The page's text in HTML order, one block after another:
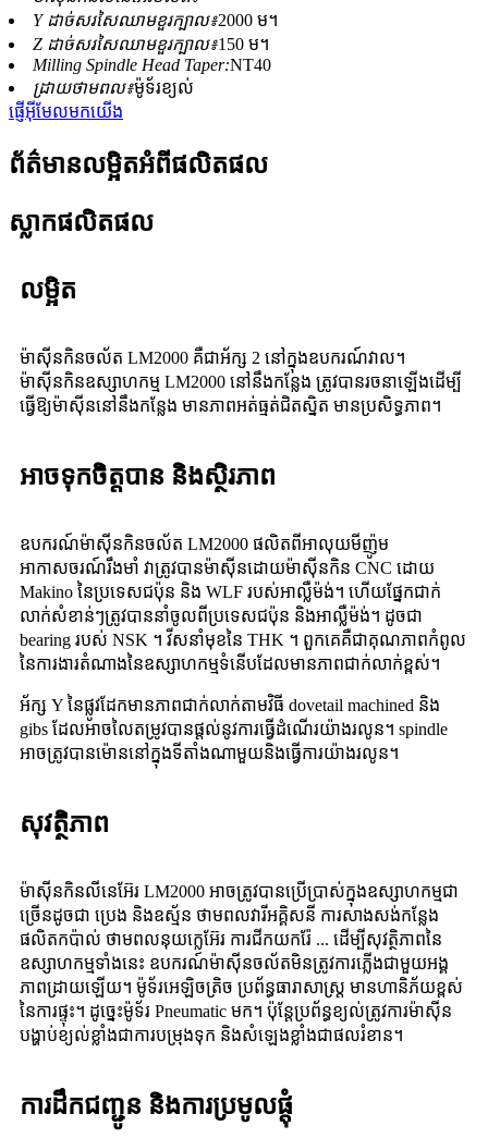
Y ដាច់សរសៃឈាមខួរក្បាល៖2000 ម។
Z ដាច់សរសៃឈាមខួរក្បាល៖150 ម។
Milling Spindle Head Taper:NT40
ដ្រាយថាមពល៖ម៉ូទ័រខ្យល់
ផ្ញើអ៊ីមែលមកយើង
ព័ត៌មានលម្អិតអំពីផលិតផល
ស្លាកផលិតផល
លម្អិត
ម៉ាស៊ីនកិនចល័ត LM2000 គឺជាអ័ក្ស 2 នៅក្នុងឧបករណ៍វាល។
ម៉ាស៊ីនកិនឧស្សាហកម្ម LM2000 នៅនឹងកន្លែង ត្រូវបានរចនាឡើងដើម្បី
ធ្វើឱ្យម៉ាស៊ីននៅនឹងកន្លែង មានភាពអត់ធ្មត់ជិតស្និត មានប្រសិទ្ធភាព។
អាចទុកចិត្តបាន និងស្ថិរភាព
ឧបករណ៍ម៉ាស៊ីនកិនចល័ត LM2000 ផលិតពីអាលុយមីញ៉ូម
អាកាសចរណ៍រឹងមាំ វាត្រូវបានម៉ាស៊ីនដោយម៉ាស៊ីនកិន CNC ដោយ
Makino នៃប្រទេសជប៉ុន និង WLF របស់អាល្លឺម៉ង់។ ហើយផ្នែកជាក់
លាក់សំខាន់ៗត្រូវបាននាំចូលពីប្រទេសជប៉ុន និងអាល្លឺម៉ង់។ ដូច​ជា
bearing របស់ NSK ។ វីសនាំមុខនៃ THK ។ ពួកគេគឺជាគុណភាពកំពូល
នៃការងារតំណាងនៃឧស្សាហកម្មទំនើបដែលមានភាពជាក់លាក់ខ្ពស់។
អ័ក្ស Y នៃផ្លូវដែកមានភាពជាក់លាក់តាមវិធី dovetail machined និង
gibs ដែលអាចលៃតម្រូវបានផ្តល់នូវការធ្វើដំណើរយ៉ាងរលូន។ spindle
អាចត្រូវបានម៉ោននៅក្នុងទីតាំងណាមួយនិងធ្វើការយ៉ាងរលូន។
សុវត្ថិភាព
ម៉ាស៊ីនកិនលីនេអ៊ែរ LM2000 អាចត្រូវបានប្រើប្រាស់ក្នុងឧស្សាហកម្មជា
ច្រើនដូចជា ប្រេង និងឧស្ម័ន ថាមពលវារីអគ្គិសនី ការសាងសង់កន្លែង
ផលិតកប៉ាល់ ថាមពលនុយក្លេអ៊ែរ ការជីកយករ៉ែ ... ដើម្បីសុវត្ថិភាពនៃ
ឧស្សាហកម្មទាំងនេះ ឧបករណ៍ម៉ាស៊ីនចល័តមិនត្រូវការភ្លើងជាមួយអង្គ
ភាពដ្រាយឡើយ។ ម៉ូទ័រអេឡិចត្រិច ប្រព័ន្ធធារាសាស្ត្រ មានហានិភ័យខ្ពស់
នៃការផ្ទុះ។ ដូច្នេះម៉ូទ័រ Pneumatic មក។ ប៉ុន្តែ​ប្រព័ន្ធ​ខ្យល់​ត្រូវការ​ម៉ាស៊ីន​
បង្ហាប់​ខ្យល់​ខ្លាំង​ជា​ការ​បម្រុង​ទុក និង​សំឡេង​ខ្លាំង​ជា​ផល​រំខាន។
ការដឹកជញ្ជូន និងការប្រមូលផ្តុំ